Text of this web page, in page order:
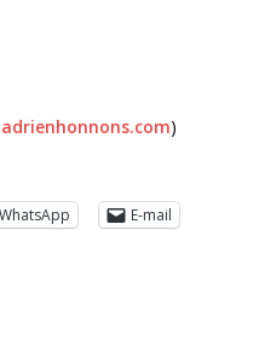
)
WhatsApp
E-mail